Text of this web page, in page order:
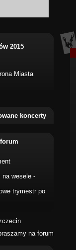
2015
Miasta
koncerty
na wesele -
trymestr po
na forum